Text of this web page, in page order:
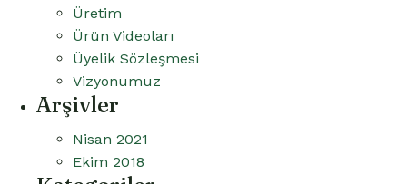
Üretim
Ürün Videoları
Üyelik Sözleşmesi
Vizyonumuz
Arşivler
Nisan 2021
Ekim 2018